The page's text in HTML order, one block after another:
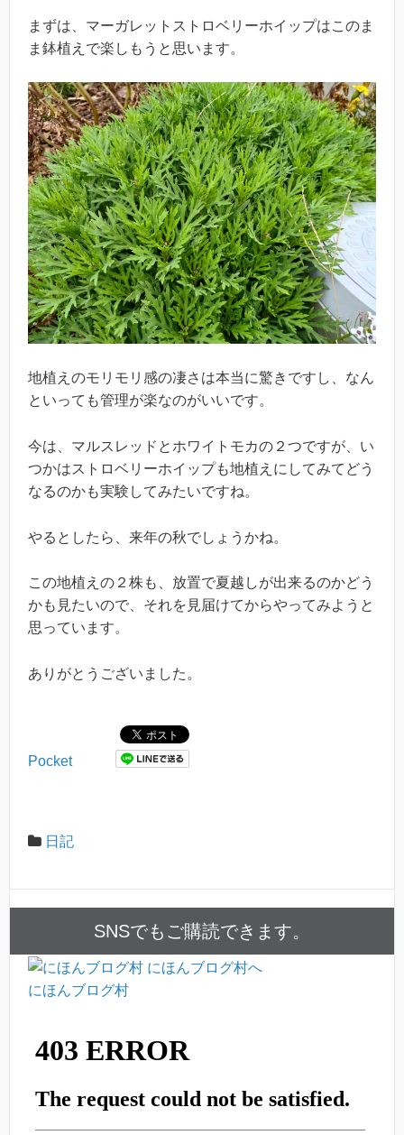
まずは、マーガレットストロベリーホイップはこのま
ま鉢植えで楽しもうと思います。
地植えのモリモリ感の凄さは本当に驚きですし、なん
といっても管理が楽なのがいいです。
今は、マルスレッドとホワイトモカの２つですが、い
つかはストロベリーホイップも地植えにしてみてどう
なるのかも実験してみたいですね。
やるとしたら、来年の秋でしょうかね。
この地植えの２株も、放置で夏越しが出来るのかどう
かも見たいので、それを見届けてからやってみようと
思っています。
ありがとうございました。
Pocket
日記
SNSでもご購読できます。
にほんブログ村